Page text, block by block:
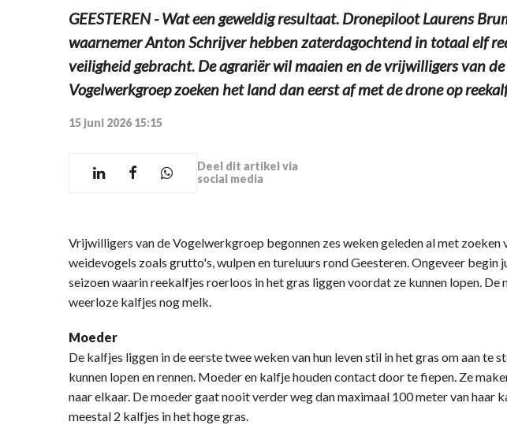
GEESTEREN - Wat een geweldig resultaat. Dronepiloot Laurens
waarnemer Anton Schrijver hebben zaterdagochtend in totaal elf
veiligheid gebracht. De agrariër wil maaien en de vrijwilligers van de
Vogelwerkgroep zoeken het land dan eerst af met de drone op
15 juni 2026 15:15
Deel dit artikel via
social media
Vrijwilligers van de Vogelwerkgroep begonnen zes weken geleden al met zoeken
weidevogels zoals grutto's, wulpen en tureluurs rond Geesteren. Ongeveer begin
seizoen waarin reekalfjes roerloos in het gras liggen voordat ze kunnen lopen. De
weerloze kalfjes nog melk.
Moeder
De kalfjes liggen in de eerste twee weken van hun leven stil in het gras om aan te
kunnen lopen en rennen. Moeder en kalfje houden contact door te fiepen. Ze
naar elkaar. De moeder gaat nooit verder weg dan maximaal 100 meter van haar
meestal 2 kalfjes in het hoge gras.